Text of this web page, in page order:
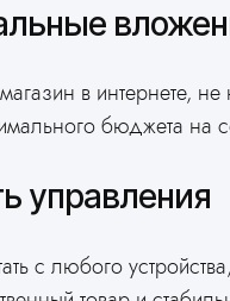
в интернете,
бюджета на
управления
с любого